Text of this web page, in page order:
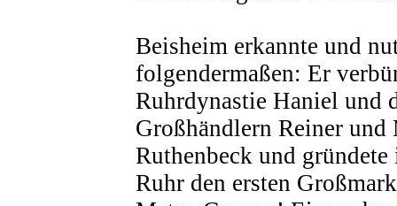
Beisheim erkannte und
folgendermaßen: Er
Ruhrdynastie Haniel und
Großhändlern Reiner
Ruthenbeck und
Ruhr den ersten